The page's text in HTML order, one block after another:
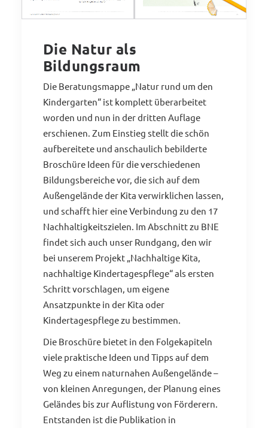
Die Natur als
Bildungsraum
Die Beratungsmappe „Natur rund um den
Kindergarten“ ist komplett überarbeitet
worden und nun in der dritten Auflage
erschienen. Zum Einstieg stellt die schön
aufbereitete und anschaulich bebilderte
Broschüre Ideen für die verschiedenen
Bildungsbereiche vor, die sich auf dem
Außengelände der Kita verwirklichen lassen,
und schafft hier eine Verbindung zu den 17
Nachhaltigkeitszielen. Im Abschnitt zu BNE
findet sich auch unser Rundgang, den wir
bei unserem Projekt „Nachhaltige Kita,
nachhaltige Kindertagespflege“ als ersten
Schritt vorschlagen, um eigene
Ansatzpunkte in der Kita oder
Kindertagespflege zu bestimmen.
Die Broschüre bietet in den Folgekapiteln
viele praktische Ideen und Tipps auf dem
Weg zu einem naturnahen Außengelände –
von kleinen Anregungen, der Planung eines
Geländes bis zur Auflistung von Förderern.
Entstanden ist die Publikation in